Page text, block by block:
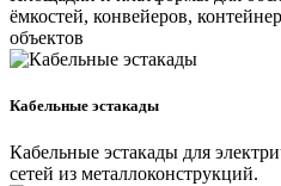
ёмкостей, конвейеров,
объектов
Кабельные эстакады
Кабельные эстакады для
сетей из металлоконструкций.